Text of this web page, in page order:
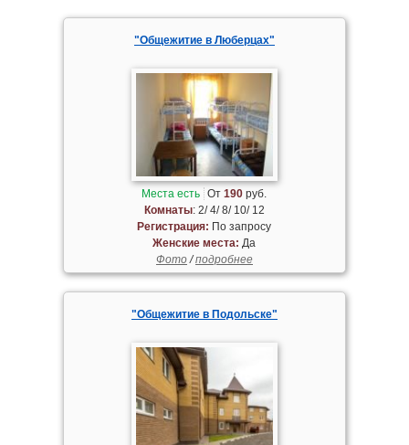
"Общежитие в Люберцах"
Места есть От190 руб.
Комнаты: 2/ 4/ 8/ 10/ 12
Регистрация: По запросу
Женские места: Да
Фото/подробнее
"Общежитие в Подольске"